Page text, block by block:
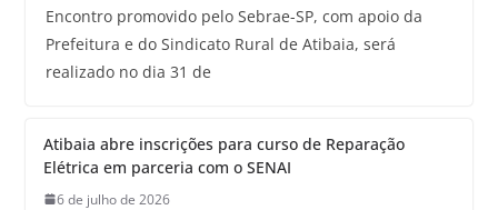
Encontro promovido pelo Sebrae-SP, com apoio da
Prefeitura e do Sindicato Rural de Atibaia, será
realizado no dia 31 de
Atibaia abre inscrições para curso de Reparação
Elétrica em parceria com o SENAI
6 de julho de 2026